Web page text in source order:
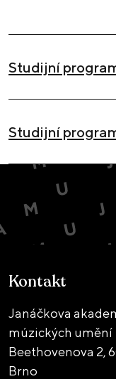
Studijní
Studijní
Kontakt
Janáčkova
múzických umění
Beethovenova 2,
Brno